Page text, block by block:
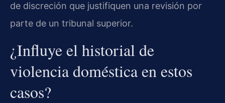
de discreción que justifiquen una revisión por
parte de un tribunal superior.
¿Influye el historial de
violencia doméstica en estos
casos?